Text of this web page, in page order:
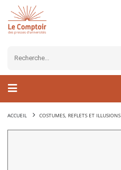
ACCUEIL COSTUMES, REFLETS ET ILLUSIONS